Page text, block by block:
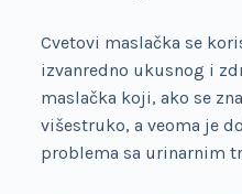
Cvetovi maslačka se
izvanredno ukusnog i
maslačka koji, ako se
višestruko, a veoma je
problema sa urinarnim